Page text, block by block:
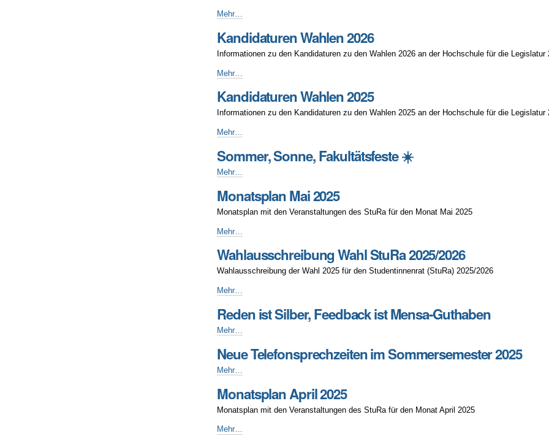
Vorstellung
Wahlen
-
Mehr…
Kandidaturen Wahlen 2026
Informationen zu den Kandidaturen zu den Wahlen 2026 an der Hochschule für die Legislatur
Kandidaturen
2026
-
Mehr…
Kandidaturen Wahlen 2025
Informationen zu den Kandidaturen zu den Wahlen 2025 an der Hochschule für die Legislatur
Kandidaturen
2025
Mehr…
Sommer, Sonne, Fakultätsfeste ☀️
Sommer,
Fakultätsfeste
-
Mehr…
Monatsplan Mai 2025
Monatsplan mit den Veranstaltungen des StuRa für den Monat Mai 2025
Monatsplan
2025
-
Mehr…
Wahlausschreibung Wahl StuRa 2025/2026
Wahlausschreibung der Wahl 2025 für den Studentinnenrat (StuRa) 2025/2026
Wahlausschreibung
StuRa
-
Mehr…
Reden ist Silber, Feedback ist Mensa-Guthaben
Reden
Silber,
ist
Mensa-
Guthaben
-
Mehr…
Neue Telefonsprechzeiten im Sommersemester 2025
Neue
im
Sommersemester
2025
-
Mehr…
Monatsplan April 2025
Monatsplan mit den Veranstaltungen des StuRa für den Monat April 2025
Monatsplan
Mehr…